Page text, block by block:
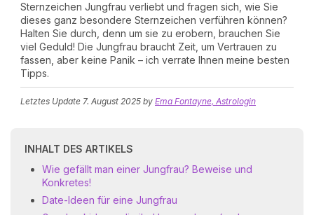
Sternzeichen Jungfrau verliebt und fragen sich, wie Sie
dieses ganz besondere Sternzeichen verführen können?
Halten Sie durch, denn um sie zu erobern, brauchen Sie
viel Geduld! Die Jungfrau braucht Zeit, um Vertrauen zu
fassen, aber keine Panik – ich verrate Ihnen meine besten
Tipps.
Letztes Update 7. August 2025 by Ema Fontayne, Astrologin
INHALT DES ARTIKELS
Wie gefällt man einer Jungfrau? Beweise und
Konkretes!
Date-Ideen für eine Jungfrau